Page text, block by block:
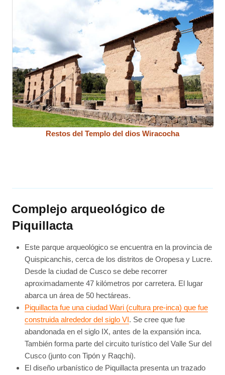
Restos del Templo del dios Wiracocha
Complejo arqueológico de
Piquillacta
Este parque arqueológico se encuentra en la provincia de
Quispicanchis, cerca de los distritos de Oropesa y Lucre.
Desde la ciudad de Cusco se debe recorrer
aproximadamente 47 kilómetros por carretera. El lugar
abarca un área de 50 hectáreas.
Piquillacta fue una ciudad Wari (cultura pre-inca) que fue
construida alrededor del siglo VI. Se cree que fue
abandonada en el siglo IX, antes de la expansión inca.
También forma parte del circuito turístico del Valle Sur del
Cusco (junto con Tipón y Raqchi).
El diseño urbanístico de Piquillacta presenta un trazado